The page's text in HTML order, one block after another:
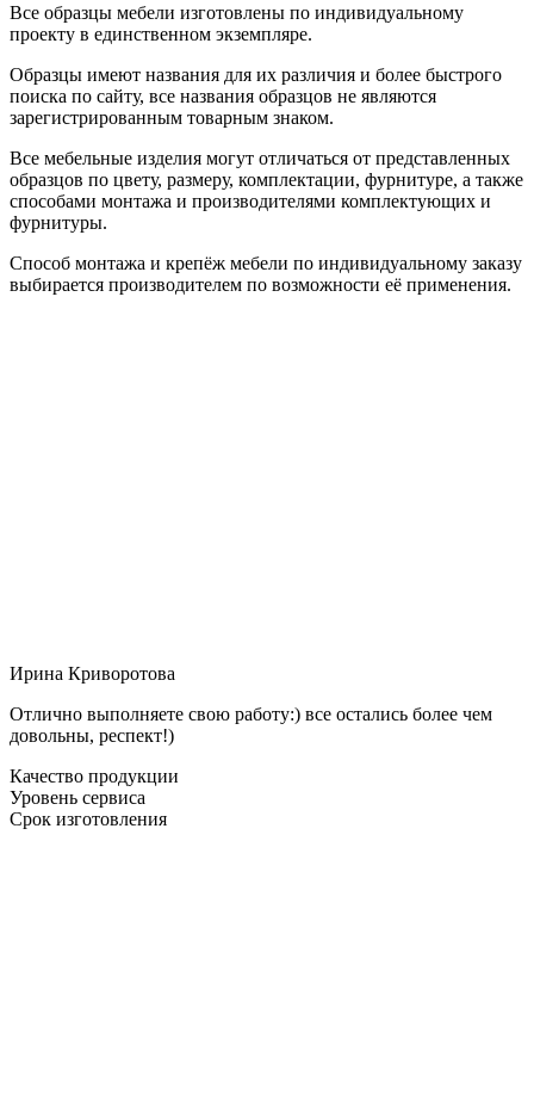
Все образцы мебели изготовлены по индивидуальному
проекту в единственном экземпляре.
Образцы имеют названия для их различия и более быстрого
поиска по сайту, все названия образцов не являются
зарегистрированным товарным знаком.
Все мебельные изделия могут отличаться от представленных
образцов по цвету, размеру, комплектации, фурнитуре, а также
способами монтажа и производителями комплектующих и
фурнитуры.
Способ монтажа и крепёж мебели по индивидуальному заказу
выбирается производителем по возможности её применения.
Ирина Криворотова
Отлично выполняете свою работу:) все остались более чем
довольны, респект!)
Качество продукции
Уровень сервиса
Срок изготовления